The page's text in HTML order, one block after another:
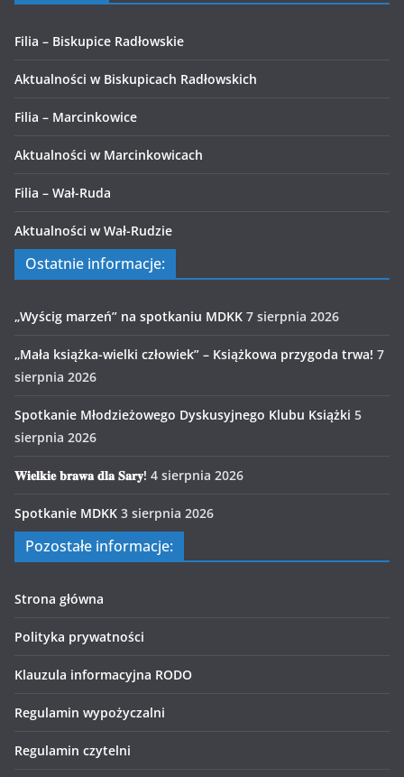
Filia – Biskupice Radłowskie
Aktualności w Biskupicach Radłowskich
Filia – Marcinkowice
Aktualności w Marcinkowicach
Filia – Wał-Ruda
Aktualności w Wał-Rudzie
Ostatnie informacje:
„Wyścig marzeń” na spotkaniu MDKK 7 sierpnia 2026
„Mała książka-wielki człowiek” – Książkowa przygoda trwa! 7
sierpnia 2026
Spotkanie Młodzieżowego Dyskusyjnego Klubu Książki 5
sierpnia 2026
𝐖𝐢𝐞𝐥𝐤𝐢𝐞 𝐛𝐫𝐚𝐰𝐚 𝐝𝐥𝐚 𝐒𝐚𝐫𝐲! 4 sierpnia 2026
Spotkanie MDKK 3 sierpnia 2026
Pozostałe informacje:
Strona główna
Polityka prywatności
Klauzula informacyjna RODO
Regulamin wypożyczalni
Regulamin czytelni